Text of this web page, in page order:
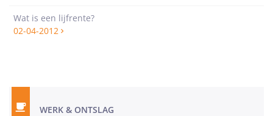
Wat is een lijfrente?
02-04-2012
WERK & ONTSLAG